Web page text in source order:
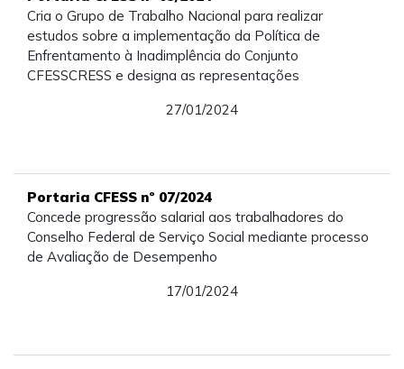
Cria o Grupo de Trabalho Nacional para realizar
estudos sobre a implementação da Política de
Enfrentamento à Inadimplência do Conjunto
CFESSCRESS e designa as representações
27/01/2024
Portaria CFESS nº 07/2024
Concede progressão salarial aos trabalhadores do
Conselho Federal de Serviço Social mediante processo
de Avaliação de Desempenho
17/01/2024